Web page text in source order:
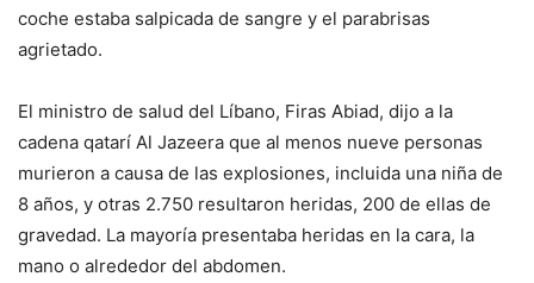
coche estaba salpicada de sangre y el parabrisas
agrietado.
El ministro de salud del Líbano, Firas Abiad, dijo a la
cadena qatarí Al Jazeera que al menos nueve personas
murieron a causa de las explosiones, incluida una niña de
8 años, y otras 2.750 resultaron heridas, 200 de ellas de
gravedad. La mayoría presentaba heridas en la cara, la
mano o alrededor del abdomen.